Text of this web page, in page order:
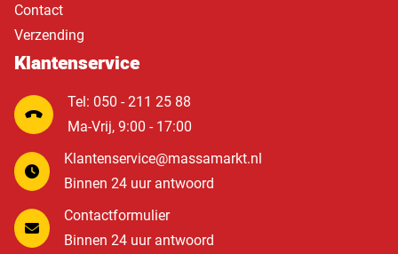
Contact
Verzending
Klantenservice
Tel: 050 - 211 25 88
Ma-Vrij, 9:00 - 17:00
Klantenservice@massamarkt.nl
Binnen 24 uur antwoord
Contactformulier
Binnen 24 uur antwoord